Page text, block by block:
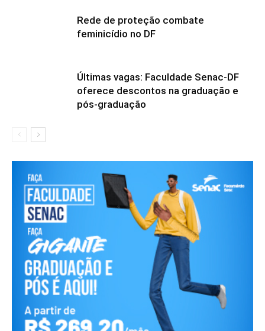
Rede de proteção combate
feminicídio no DF
Últimas vagas: Faculdade Senac-DF
oferece descontos na graduação e
pós-graduação